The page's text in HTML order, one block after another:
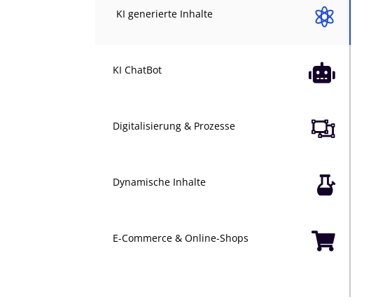

KI generierte Inhalte

KI ChatBot

Digitalisierung & Prozesse

Dynamische Inhalte

E-Commerce & Online-Shops